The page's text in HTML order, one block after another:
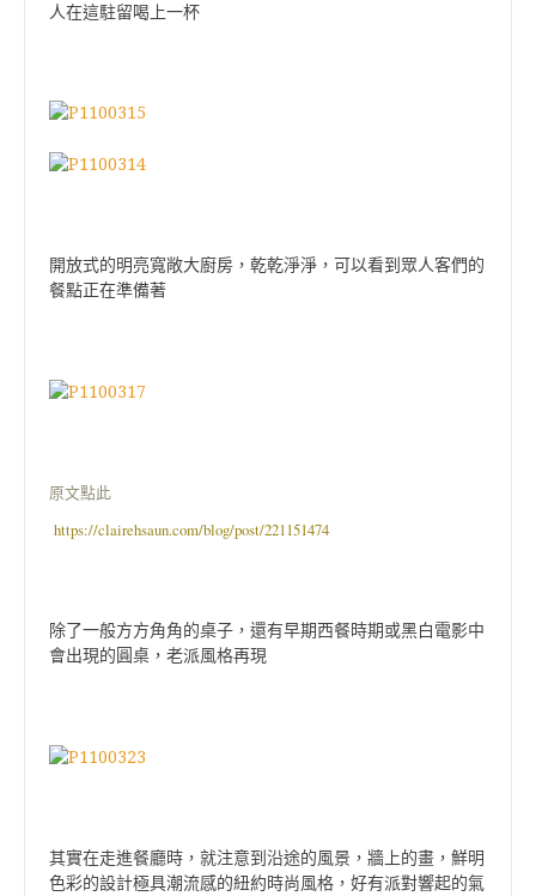
人在這駐留喝上一杯
開放式的明亮寬敞大廚房，乾乾淨淨，可以看到眾人客們的
餐點正在準備著
原文點此
https://clairehsaun.com/blog/post/221151474
除了一般方方角角的桌子，還有早期西餐時期或黑白電影中
會出現的圓桌，老派風格再現
其實在走進餐廳時，就注意到沿途的風景，牆上的畫，鮮明
色彩的設計極具潮流感的紐約時尚風格，好有派對響起的氣